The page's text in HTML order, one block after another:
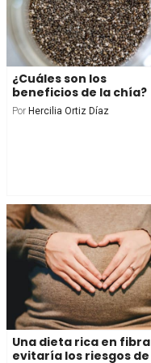
¿Cuáles son los
beneficios de la chía?
Por Hercilia Ortiz Díaz
Una dieta rica en fibra
evitaría los riesgos de